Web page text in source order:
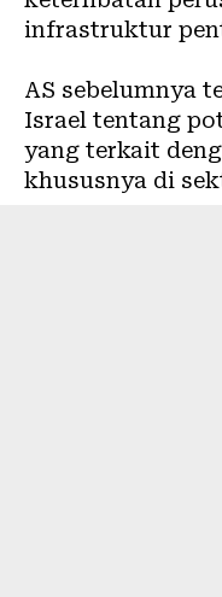
infrastruktur
AS sebelumnya
Israel tentang
yang terkait
khususnya di